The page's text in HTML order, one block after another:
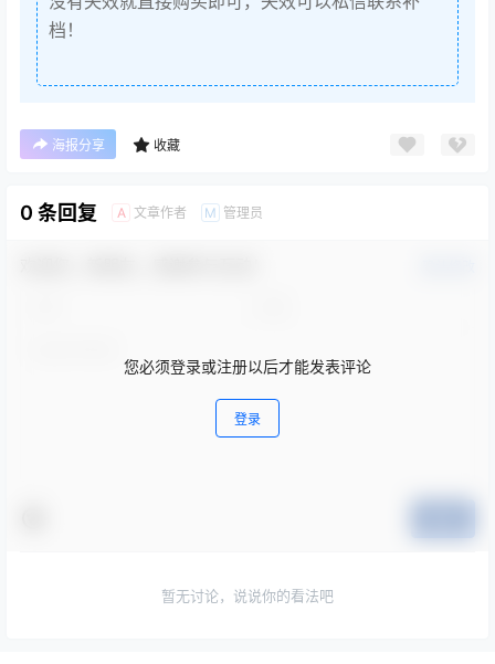
档！
海报分享 收藏
0 条回复 A 文章作者 M 管理员
您必须登录或注册以后才能发表评论
登录
暂无讨论，说说你的看法吧